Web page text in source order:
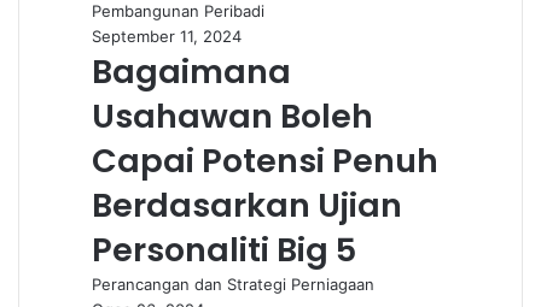
Pembangunan Peribadi
September 11, 2024
Bagaimana
Usahawan Boleh
Capai Potensi Penuh
Berdasarkan Ujian
Personaliti Big 5
Perancangan dan Strategi Perniagaan